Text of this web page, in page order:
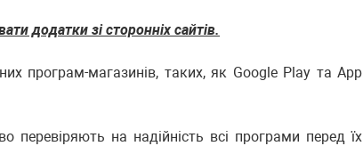
додатки зі сторонніх сайтів.
програм-магазинів, таких, як Google Play та App
перевіряють на надійність всі програми перед їх